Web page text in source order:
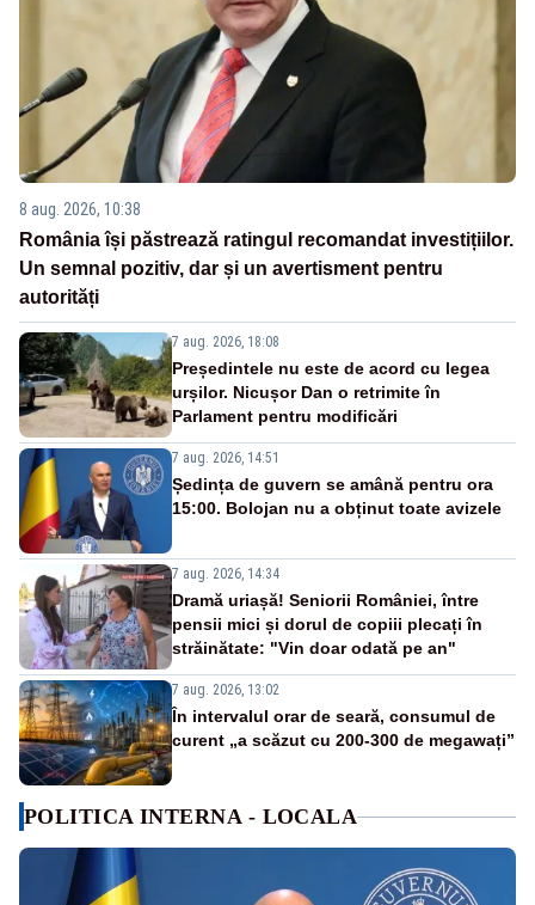
8 aug. 2026, 10:38
România își păstrează ratingul recomandat investițiilor.
Un semnal pozitiv, dar și un avertisment pentru
autorități
7 aug. 2026, 18:08
Președintele nu este de acord cu legea
urșilor. Nicușor Dan o retrimite în
Parlament pentru modificări
7 aug. 2026, 14:51
Ședința de guvern se amână pentru ora
15:00. Bolojan nu a obținut toate avizele
7 aug. 2026, 14:34
Dramă uriașă! Seniorii României, între
pensii mici și dorul de copiii plecați în
străinătate: "Vin doar odată pe an"
7 aug. 2026, 13:02
În intervalul orar de seară, consumul de
curent „a scăzut cu 200-300 de megawați”
POLITICA INTERNA - LOCALA